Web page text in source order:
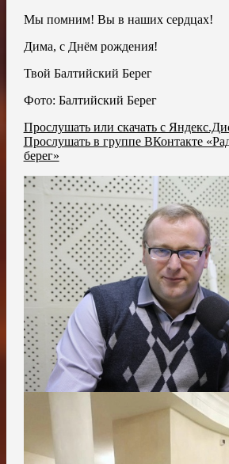
Мы помним! Вы в наших сердцах!
Дима, с Днём рождения!
Твой Балтийский Берег
Фото: Балтийский Берег
Прослушать или скачать с
Прослушать в группе ВКонтакте
берег»